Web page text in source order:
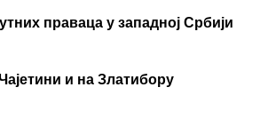
праваца у западној Србији
и на Златибору